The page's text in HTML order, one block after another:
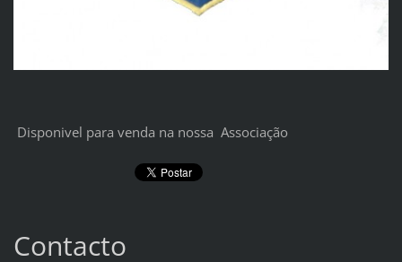
Disponivel para venda na nossa Associação
Contacto